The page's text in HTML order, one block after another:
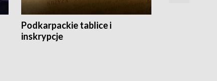
Podkarpackie tablice i
inskrypcje